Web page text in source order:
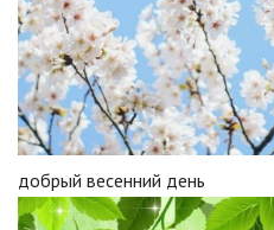
добрый весенний день